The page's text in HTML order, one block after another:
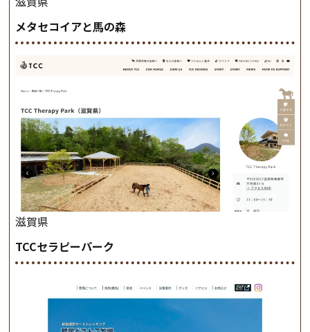
メタセコイアと馬の森
滋賀県
TCCセラピーパーク